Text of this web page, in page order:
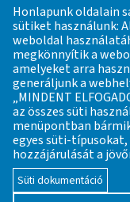
2023. május 13.
Dr. Domonkos
emlékezete,
dolgozatának
2023. május 6.
Dr. Hegyi Imre
publikációiból:
Honlapunk oldalain
sütiket használunk:
weboldal
megkönnyítik a
amelyeket arra
generáljunk a
„MINDENT
az összes süti
menüpontban
egyes süti-
hozzájárulását a
Süti dokumentáció